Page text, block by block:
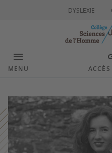
DYSLEXIE
MENU